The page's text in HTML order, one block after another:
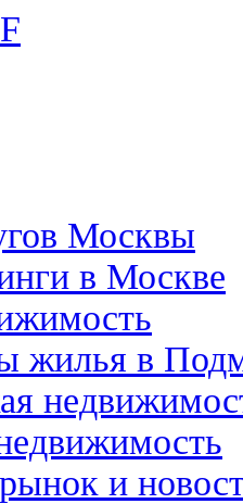
Москвы
в Москве
жилья в
и